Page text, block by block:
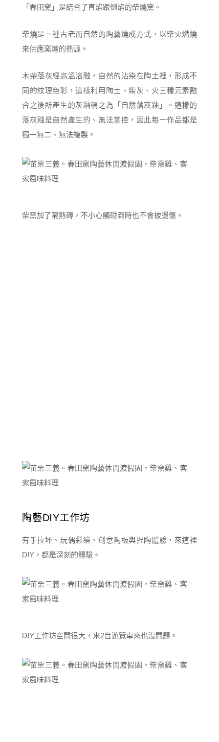
「春田窯」是結合了直焰跟倒焰的柴燒窯。
柴燒是一種古老而自然的陶藝燒成方式，以柴火燃燒
來供應窯爐的熱源。
木柴落灰經高溫溶融，自然的沾染在陶土裡，形成不
同的紋理色彩，這樣利用陶土、柴灰、火三種元素融
合之後所產生的灰釉稱之為「自然落灰釉」。這樣的
落灰釉是自然產生的、無法掌控，因此每一作品都是
獨一無二、無法複製。
柴窯加了隔熱磚，不小心觸碰到時也不會被燙傷。
陶藝DIY工作坊
有手拉坏、玩偶彩繪、創意陶板與捏陶體驗，來這裡
DIY，都是深刻的體驗。
DIY工作坊空間很大，來2台遊覽車來也沒問題。